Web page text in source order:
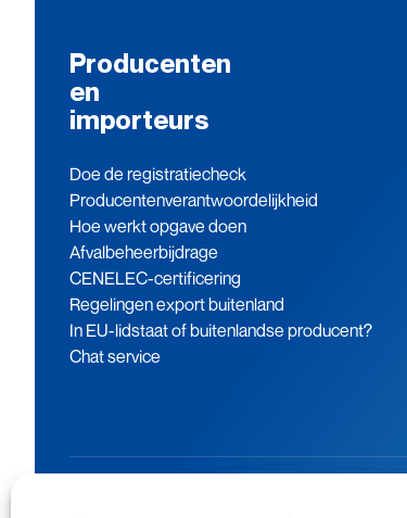
Producenten
en
importeurs
Doe de registratiecheck
Producenten­verantwoordelijkheid
Hoe werkt opgave doen
Afvalbeheerbijdrage
CENELEC-certificering
Regelingen export buitenland
In EU-lidstaat of buitenlandse producent?
Chat service